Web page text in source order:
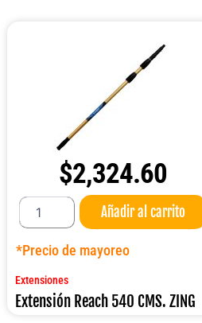
$2,324.60
Extensión
Reach
540
CMS.
cantidad
Añadir al carrito
*Precio de mayoreo
Extensiones
Extensión Reach 540 CMS. ZING